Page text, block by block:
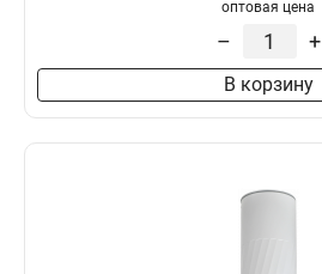
оптовая цена
– +
В корзину